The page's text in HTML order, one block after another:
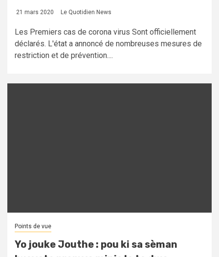
21 mars 2020 Le Quotidien News
Les Premiers cas de corona virus Sont officiellement
déclarés. L'état a annoncé de nombreuses mesures de
restriction et de prévention....
Points de vue
Yo jouke Jouthe : pou ki sa sèman